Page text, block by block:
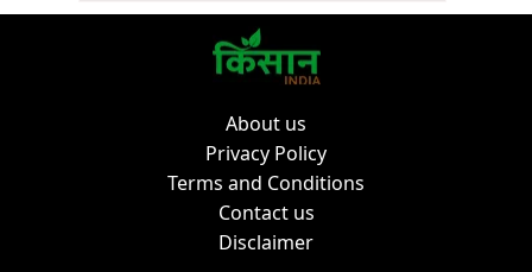
About us
Privacy Policy
Terms and Conditions
Contact us
Disclaimer